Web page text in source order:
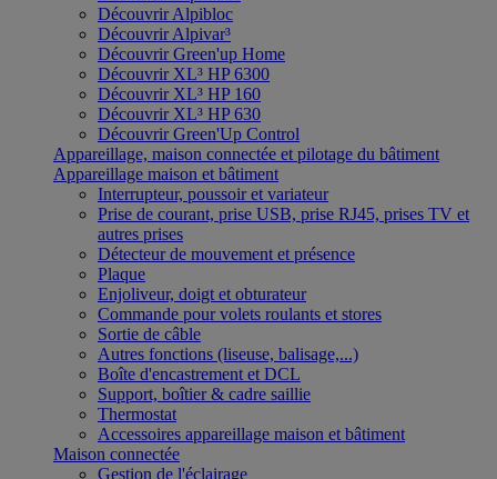
Découvrir Alpibloc
Découvrir Alpivar³
Découvrir Green'up Home
Découvrir XL³ HP 6300
Découvrir XL³ HP 160
Découvrir XL³ HP 630
Découvrir Green'Up Control
Appareillage, maison connectée et pilotage du bâtiment
Appareillage maison et bâtiment
Interrupteur, poussoir et variateur
Prise de courant, prise USB, prise RJ45, prises TV et
autres prises
Détecteur de mouvement et présence
Plaque
Enjoliveur, doigt et obturateur
Commande pour volets roulants et stores
Sortie de câble
Autres fonctions (liseuse, balisage,...)
Boîte d'encastrement et DCL
Support, boîtier & cadre saillie
Thermostat
Accessoires appareillage maison et bâtiment
Maison connectée
Gestion de l'éclairage